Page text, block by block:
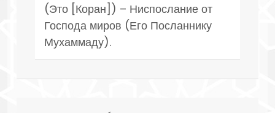
(Это [Коран]) – Ниспослание от
Господа миров (Его Посланнику
Мухаммаду).